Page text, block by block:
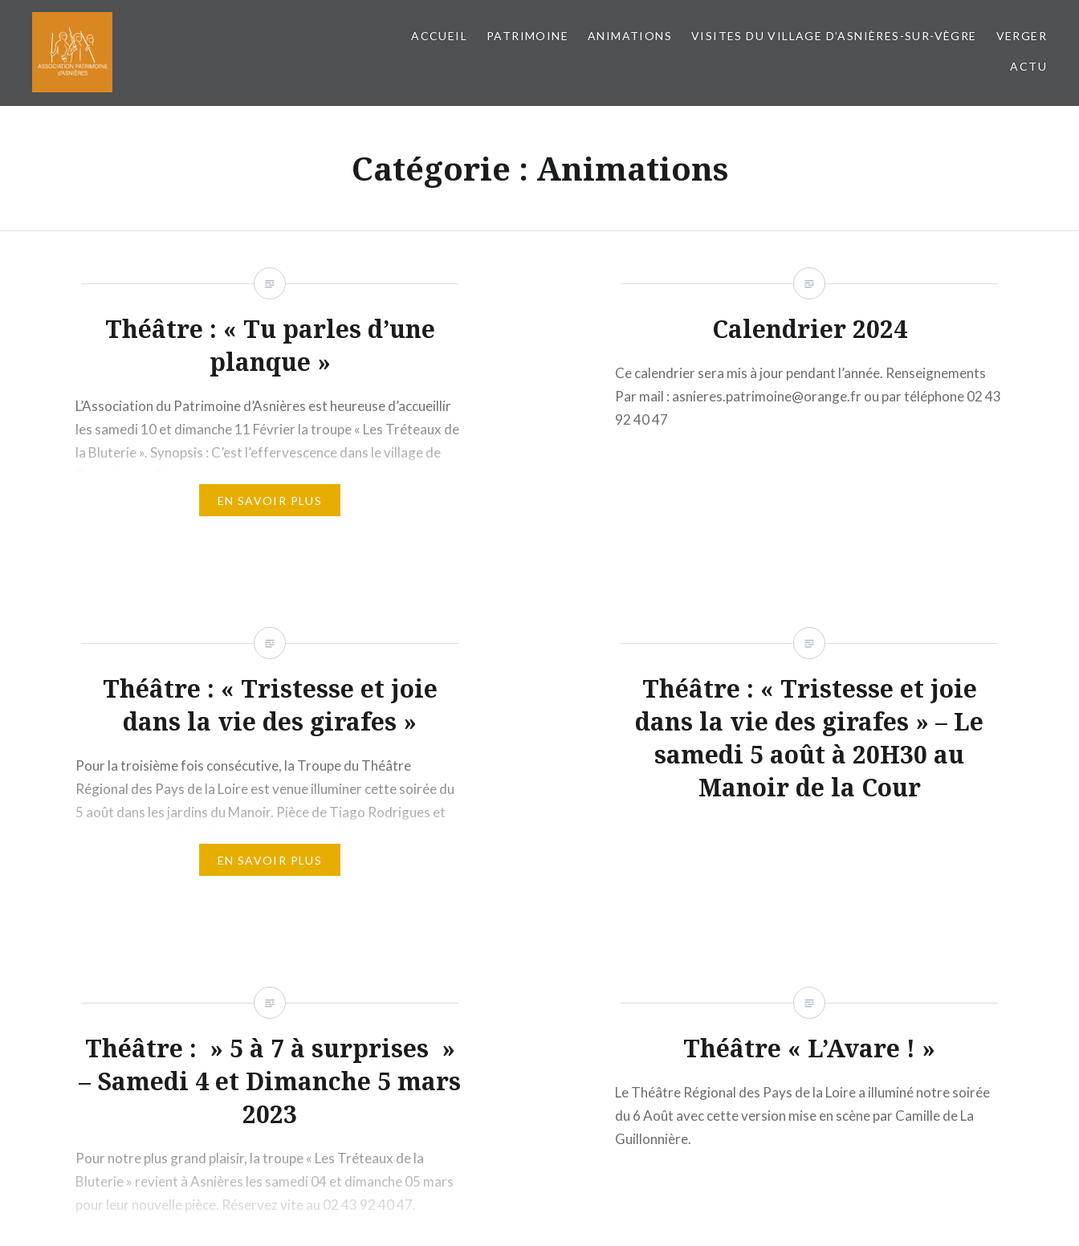
ACCUEIL PATRIMOINE ANIMATIONS VISITES DU VILLAGE D’ASNIÈRES-SUR-VÈGRE VERGER
ACTU
Catégorie : Animations
Théâtre : « Tu parles d’une
planque »
L’Association du Patrimoine d’Asnières est heureuse d’accueillir
les samedi 10 et dimanche 11 Février la troupe « Les Tréteaux de
la Bluterie ». Synopsis : C’est l’effervescence dans le village de
fonctions. Lucie et Fernande ont pensé à tout… enfin presque.
Elles vont accueillir sans le savoir…
EN SAVOIR PLUS
Calendrier 2024
Ce calendrier sera mis à jour pendant l’année. Renseignements
Par mail : asnieres.patrimoine@orange.fr ou par téléphone 02 43
92 40 47
Théâtre : « Tristesse et joie
dans la vie des girafes »
Pour la troisième fois consécutive, la Troupe du Théâtre
Régional des Pays de la Loire est venue illuminer cette soirée du
5 août dans les jardins du Manoir. Pièce de Tiago Rodrigues et
par L’Association du Patrimoine d’Asnières en association avec le
EN SAVOIR PLUS
Théâtre : « Tristesse et joie
dans la vie des girafes » – Le
samedi 5 août à 20H30 au
Manoir de la Cour
Théâtre : » 5 à 7 à surprises »
– Samedi 4 et Dimanche 5 mars
2023
Pour notre plus grand plaisir, la troupe « Les Tréteaux de la
Bluterie » revient à Asnières les samedi 04 et dimanche 05 mars
pour leur nouvelle pièce. Réservez vite au 02 43 92 40 47.
Théâtre « L’Avare ! »
Le Théâtre Régional des Pays de la Loire a illuminé notre soirée
du 6 Août avec cette version mise en scène par Camille de La
Guillonnière.